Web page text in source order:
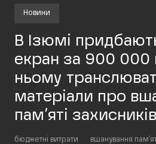
Новини
В Ізюмі
екран за 900 000
ньому
матеріали про
пам’яті захисників
бюджетні витрати вшанування